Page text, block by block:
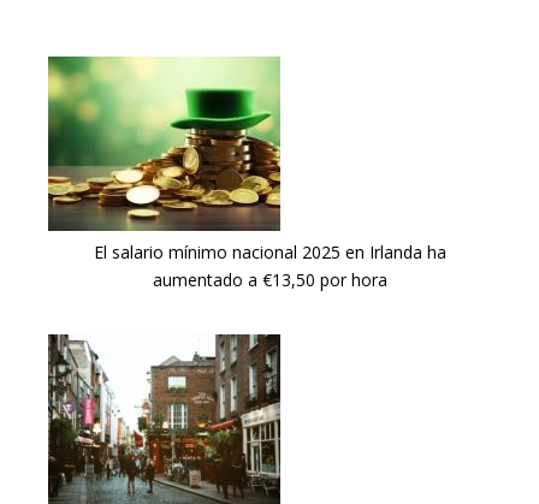
El salario mínimo nacional 2025 en Irlanda ha
aumentado a €13,50 por hora